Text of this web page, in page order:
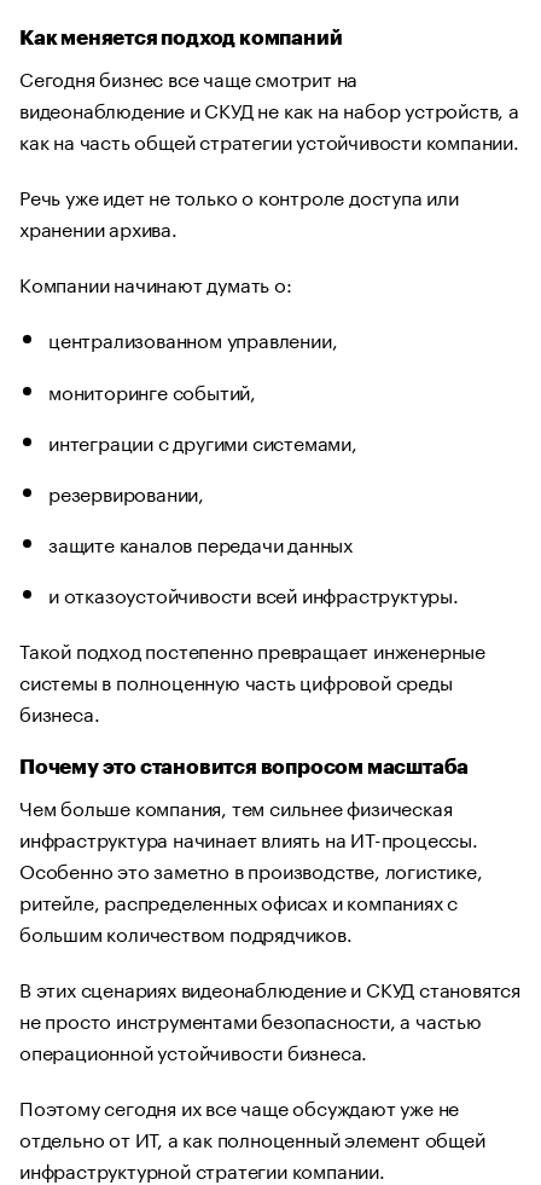
Как меняется подход компаний
Сегодня бизнес все чаще смотрит на
видеонаблюдение и СКУД не как на набор устройств, а
как на часть общей стратегии устойчивости компании.
Речь уже идет не только о контроле доступа или
хранении архива.
Компании начинают думать о:
централизованном управлении,
мониторинге событий,
интеграции с другими системами,
резервировании,
защите каналов передачи данных
и отказоустойчивости всей инфраструктуры.
Такой подход постепенно превращает инженерные
системы в полноценную часть цифровой среды
бизнеса.
Почему это становится вопросом масштаба
Чем больше компания, тем сильнее физическая
инфраструктура начинает влиять на ИТ-процессы.
Особенно это заметно в производстве, логистике,
ритейле, распределенных офисах и компаниях с
большим количеством подрядчиков.
В этих сценариях видеонаблюдение и СКУД становятся
не просто инструментами безопасности, а частью
операционной устойчивости бизнеса.
Поэтому сегодня их все чаще обсуждают уже не
отдельно от ИТ, а как полноценный элемент общей
инфраструктурной стратегии компании.